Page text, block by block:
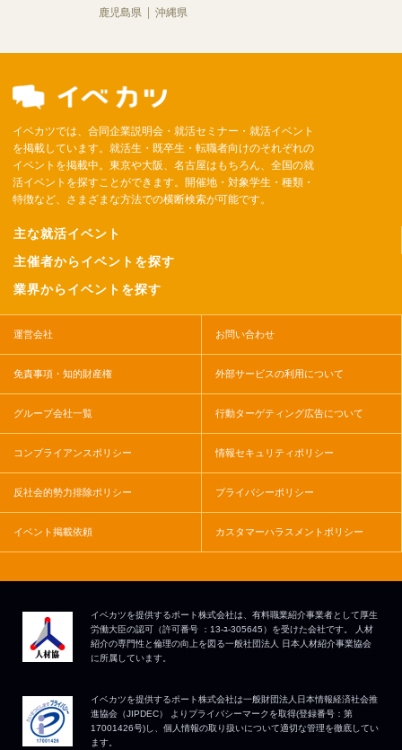
鹿児島県
沖縄県
イベカツでは、合同企業説明会・就活セミナー・就活イベント
を掲載しています。就活生・既卒生・転職者向けのそれぞれの
イベントを掲載中。東京や大阪、名古屋はもちろん、全国の就
活イベントを探すことができます。開催地・対象学生・種類・
特徴など、さまざまな方法での横断検索が可能です。
主な就活イベント
主催者からイベントを探す
業界からイベントを探す
運営会社 お問い合わせ
免責事項・知的財産権 外部サービスの利用について
グループ会社一覧 行動ターゲティング広告について
コンプライアンスポリシー 情報セキュリティポリシー
反社会的勢力排除ポリシー プライバシーポリシー
イベント掲載依頼 カスタマーハラスメントポリシー